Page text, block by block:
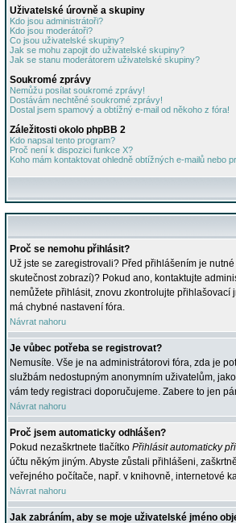
Uživatelské úrovně a skupiny
Kdo jsou administrátoři?
Kdo jsou moderátoři?
Co jsou uživatelské skupiny?
Jak se mohu zapojit do uživatelské skupiny?
Jak se stanu moderátorem uživatelské skupiny?
Soukromé zprávy
Nemůžu posílat soukromé zprávy!
Dostávám nechtěné soukromé zprávy!
Dostal jsem spamový a obtížný e-mail od někoho z fóra!
Záležitosti okolo phpBB 2
Kdo napsal tento program?
Proč není k dispozici funkce X?
Koho mám kontaktovat ohledně obtížných e-mailů nebo
Proč se nemohu přihlásit?
Už jste se zaregistrovali? Před přihlášením je
skutečnost zobrazí)? Pokud ano, kontaktujte
nemůžete přihlásit, znovu zkontrolujte přihlašovací
má chybné nastavení fóra.
Návrat nahoru
Je vůbec potřeba se registrovat?
Nemusíte. Vše je na administrátorovi fóra, zda je
službám nedostupným anonymním uživatelům,
vám tedy registraci doporučujeme. Zabere to jen
Návrat nahoru
Proč jsem automaticky odhlášen?
Pokud nezaškrtnete tlačítko Přihlásit automaticky
účtu někým jiným. Abyste zůstali přihlášeni,
veřejného počítače, např. v knihovně, internetové
Návrat nahoru
Jak zabráním, aby se moje uživatelské jméno